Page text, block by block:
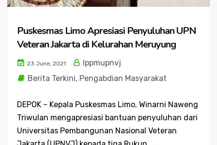
Puskesmas Limo Apresiasi Penyuluhan UPN
Veteran Jakarta di Kelurahan Meruyung
23 June, 2021
lppmupnvj
Berita Terkini, Pengabdian Masyarakat
DEPOK – Kepala Puskesmas Limo, Winarni Naweng
Triwulan mengapresiasi bantuan penyuluhan dari
Universitas Pembangunan Nasional Veteran